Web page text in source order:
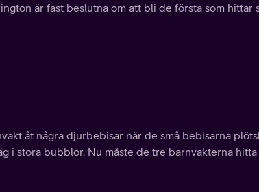
är fast beslutna om att bli de första som hittar
åt några djurbebisar när de små bebisarna
i stora bubblor. Nu måste de tre barnvakterna